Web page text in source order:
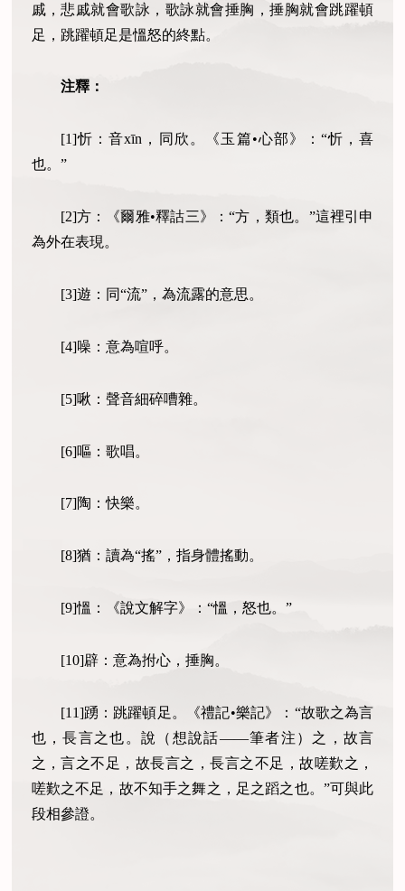
戚，悲戚就會歌詠，歌詠就會捶胸，捶胸就會跳躍頓
足，跳躍頓足是慍怒的終點。
注釋：
[1]忻：音xīn，同欣。《玉篇•心部》：“忻，喜
也。”
[2]方：《爾雅•釋詁三》：“方，類也。”這裡引申
為外在表現。
[3]遊：同“流”，為流露的意思。
[4]噪：意為喧呼。
[5]啾：聲音細碎嘈雜。
[6]嘔：歌唱。
[7]陶：快樂。
[8]猶：讀為“搖”，指身體搖動。
[9]慍：《說文解字》：“慍，怒也。”
[10]辟：意為拊心，捶胸。
[11]踴：跳躍頓足。《禮記•樂記》：“故歌之為言
也，長言之也。說（想說話——筆者注）之，故言
之，言之不足，故長言之，長言之不足，故嗟歎之，
嗟歎之不足，故不知手之舞之，足之蹈之也。”可與此
段相參證。